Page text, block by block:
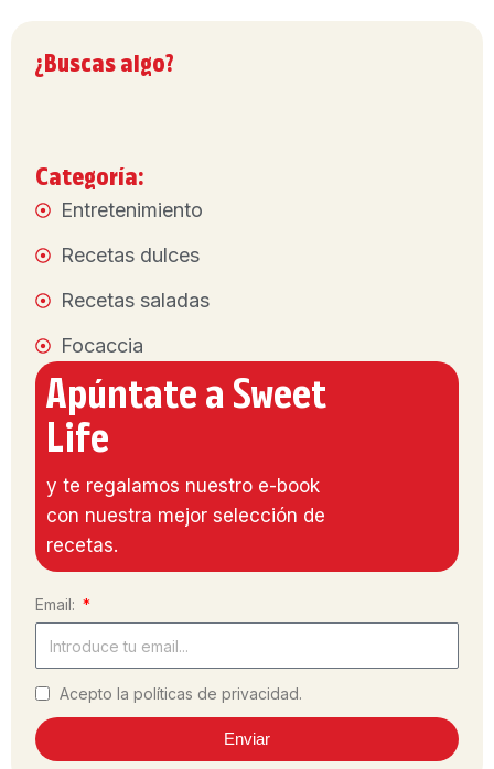
¿Buscas algo?
Categoría:
Entretenimiento
Recetas dulces
Recetas saladas
Focaccia
Apúntate a Sweet
Life
y te regalamos nuestro e-book
con nuestra mejor selección de
recetas.
Email:
Acepto la políticas de privacidad.
Enviar